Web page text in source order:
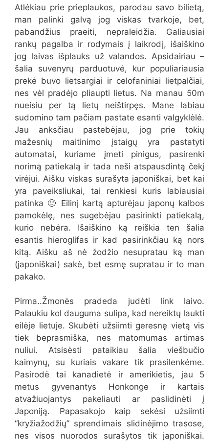
Atlėkiau prie prieplaukos, parodau savo bilietą,
man palinki galvą jog viskas tvarkoje, bet,
pabandžius praeiti, nepraleidžia. Galiausiai
rankų pagalba ir rodymais į laikrodį, išaiškino
jog laivas išplauks už valandos. Apsidairiau –
šalia suvenyrų parduotuvė, kur populiariausia
prekė buvo lietsargiai ir celofaniniai lietpalčiai,
nes vėl pradėjo pliaupti lietus. Na manau 50m
nueisiu per tą lietų neištirpęs. Mane labiau
sudomino tam pačiam pastate esanti valgyklėlė.
Jau anksčiau pastebėjau, jog prie tokių
mažesnių maitinimo įstaigų yra pastatyti
automatai, kuriame įmeti pinigus, pasirenki
norimą patiekalą ir tada neši atspausdintą čekį
virėjui. Aišku viskas surašyta japoniškai, bet kai
yra paveiksliukai, tai renkiesi kuris labiausiai
patinka 🙂 Eilinį kartą apturėjau japonų kalbos
pamokėlę, nes sugebėjau pasirinkti patiekalą,
kurio nebėra. Išaiškino ką reiškia ten šalia
esantis hieroglifas ir kad pasirinkčiau ką nors
kitą. Aišku aš nė žodžio nesupratau ką man
(japoniškai) sakė, bet esmę supratau ir to man
pakako.
Pirma..Žmonės pradeda judėti link laivo.
Palaukiu kol dauguma sulipa, kad nereiktų laukti
eilėje lietuje. Skubėti užsiimti geresnę vietą vis
tiek beprasmiška, nes matomumas artimas
nuliui. Atsisėsti pataikiau šalia viešbučio
kaimynų, su kuriais vakare tik prasilenkėme.
Pasirodė tai kanadietė ir amerikietis, jau 5
metus gyvenantys Honkonge ir kartais
atvažiuojantys pakeliauti ar paslidinėti į
Japoniją. Papasakojo kaip sekėsi užsiimti
“kryžiažodžių” sprendimais slidinėjimo trasose,
nes visos nuorodos surašytos tik japoniškai.